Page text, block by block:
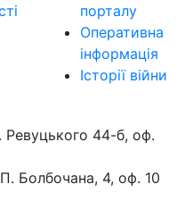
порталу
Оперативна
інформація
Історії війни
Ревуцького 44-б, оф.
Болбочана, 4, оф. 10